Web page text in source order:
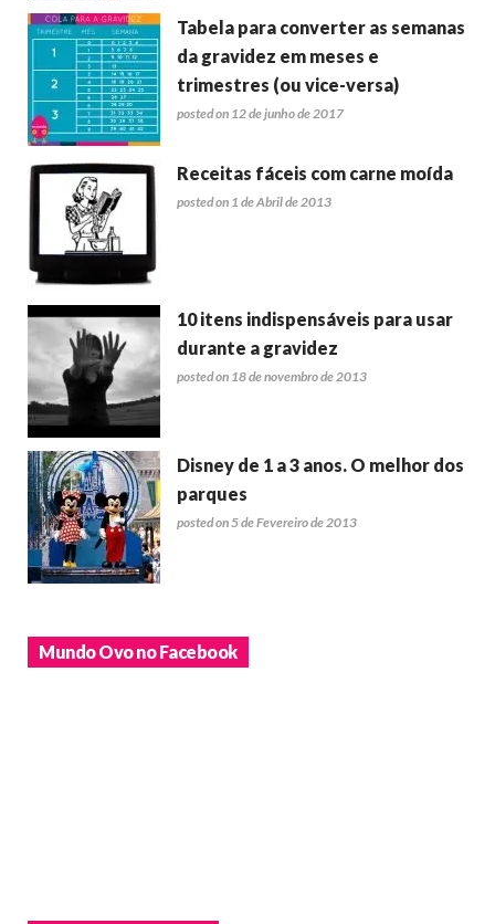
Tabela para converter as semanas
da gravidez em meses e
trimestres (ou vice-versa)
posted on 12 de junho de 2017
Receitas fáceis com carne moída
posted on 1 de Abril de 2013
10 itens indispensáveis para usar
durante a gravidez
posted on 18 de novembro de 2013
Disney de 1 a 3 anos. O melhor dos
parques
posted on 5 de Fevereiro de 2013
Mundo Ovo no Facebook